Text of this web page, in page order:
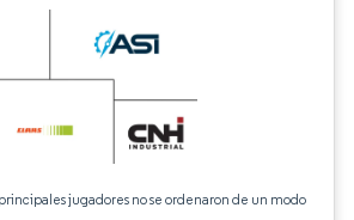
jugadores no se ordenaron de un modo